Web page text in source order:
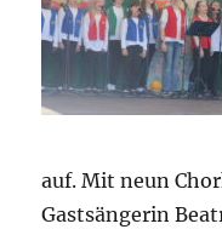
auf. Mit neun
Gastsängerin